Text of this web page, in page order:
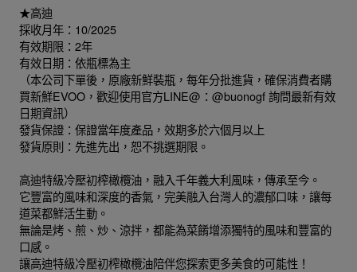
★高迪
採收月年：10/2025
有效期限：2年
有效日期：依瓶標為主
（本公司下單後，原廠新鮮裝瓶，每年分批進貨，確保消費者購
買新鮮EVOO，歡迎使用官方LINE@：@buonogf 詢問最新有效
日期資訊）
發貨保證：保證當年度產品，效期多於六個月以上
發貨原則：先進先出，恕不挑選期限。
高迪特級冷壓初榨橄欖油，融入千年義大利風味，傳承至今。
它豐富的風味和深度的香氣，完美融入台灣人的濃郁口味，讓每
道菜都鮮活生動。
無論是烤、煎、炒、涼拌，都能為菜餚增添獨特的風味和豐富的
口感。
讓高迪特級冷壓初榨橄欖油陪伴您探索更多美食的可能性！